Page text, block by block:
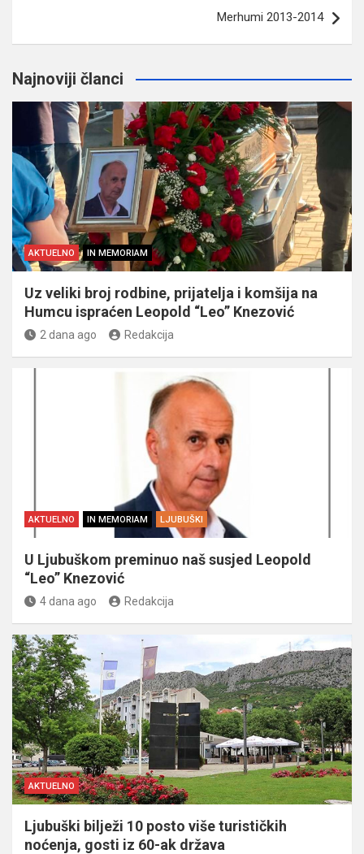
Merhumi 2013-2014
Najnoviji članci
AKTUELNO IN MEMORIAM
Uz veliki broj rodbine, prijatelja i komšija na
Humcu ispraćen Leopold “Leo” Knezović
2 dana ago Redakcija
AKTUELNO IN MEMORIAM LJUBUŠKI
U Ljubuškom preminuo naš susjed Leopold
“Leo” Knezović
4 dana ago Redakcija
AKTUELNO
Ljubuški bilježi 10 posto više turističkih
noćenja, gosti iz 60-ak država